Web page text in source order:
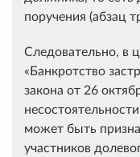
поручения (абзац
Следовательно, в
«Банкротство
закона от 26
может быть
участников